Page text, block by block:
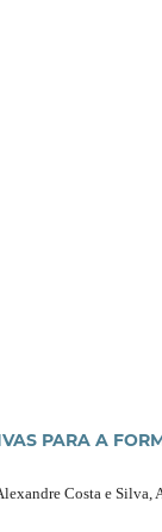
PARA A
Costa e Silva,